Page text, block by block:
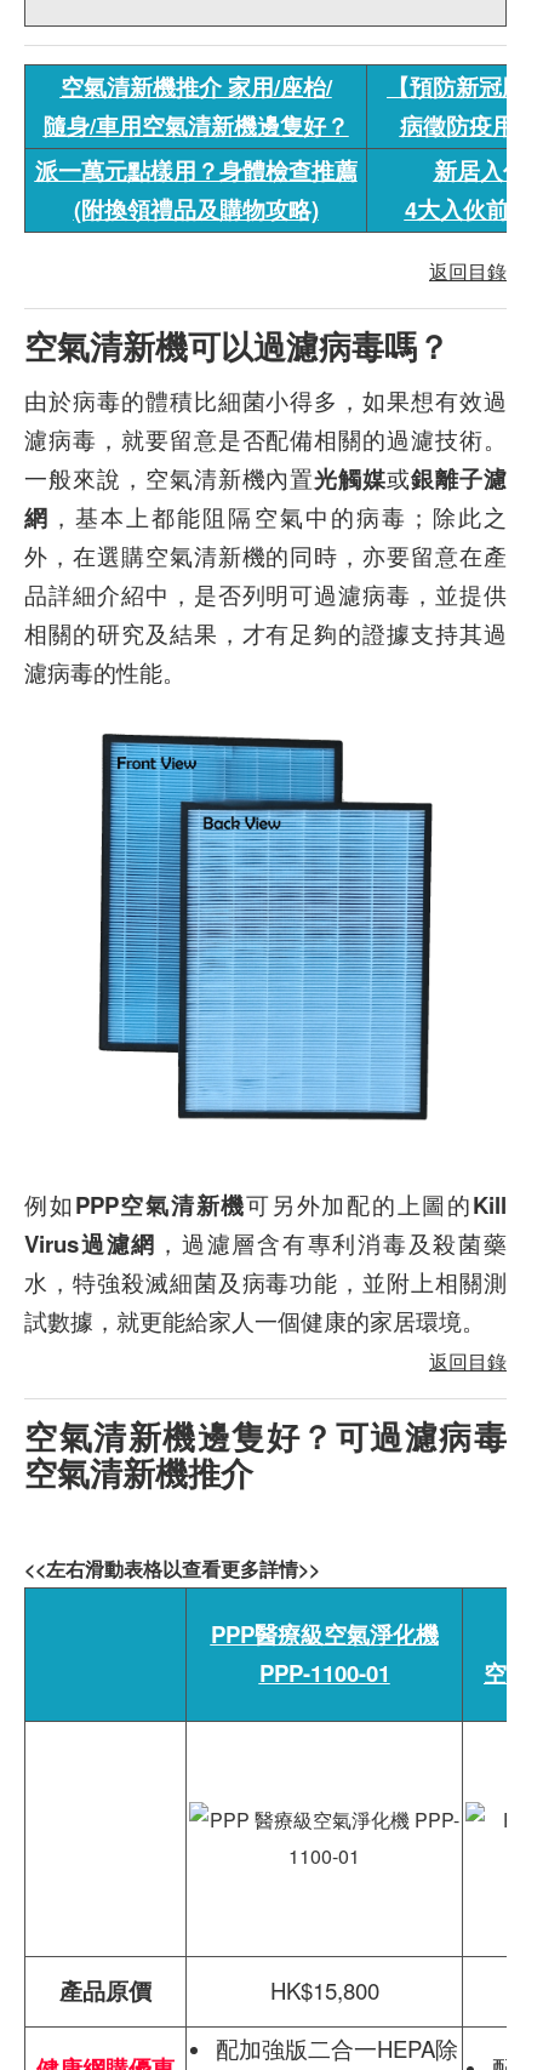
空氣清新機推介 家用/座枱/
隨身/車用空氣清新機邊隻好？
【預防新冠肺
病徵防疫用
派一萬元點樣用？身體檢查推薦
(附換領禮品及購物攻略)
新居入伙
4大入伙前深
返回目錄
空氣清新機可以過濾病毒嗎？
由於病毒的體積比細菌小得多，如果想有效過
濾病毒，就要留意是否配備相關的過濾技術。
一般來說，空氣清新機內置光觸媒或銀離子濾
網 ，基本上都能阻隔空氣中的病毒；除此之
外，在選購空氣清新機的同時，亦要留意在產
品詳細介紹中，是否列明可過濾病毒，並提供
相關的研究及結果，才有足夠的證據支持其過
濾病毒的性能。
例如PPP空氣清新機可另外加配的上圖的Kill
Virus過濾網 ，過濾層含有專利消毒及殺菌藥
水，特強殺滅細菌及病毒功能，並附上相關測
試數據，就更能給家人一個健康的家居環境。
返回目錄
空氣清新機邊隻好？可過濾病毒
空氣清新機推介
<<左右滑動表格以查看更多詳情>>
PPP醫療級空氣淨化機
PPP-1100-01
空氣
產品原價 HK$15,800
配加強版二合一HEPA除